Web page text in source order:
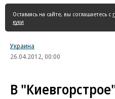
страница
Оставаясь на сайте, вы соглашаетесь с
куки
Украина
26.04.2012, 00:00
В